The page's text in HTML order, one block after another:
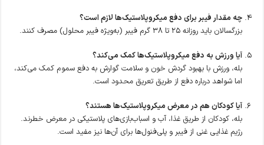
چه مقدار فیبر برای دفع میکروپلاستیک‌ها لازم است؟
بزرگسالان باید روزانه ۲۵ تا ۳۸ گرم فیبر (به‌ویژه فیبر محلول) مصرف کنند.
آیا ورزش به دفع میکروپلاستیک‌ها کمک می‌کند؟
بله، ورزش با بهبود گردش خون و سلامت گوارش به دفع سموم کمک می‌کند،
اما شواهد درباره دفع از طریق تعریق محدود است.
آیا کودکان هم در معرض میکروپلاستیک‌ها هستند؟
بله، کودکان از طریق غذا، آب و اسباب‌بازی‌های پلاستیکی در معرض خطرند.
رژیم غذایی غنی از فیبر و پلی‌فنول‌ها برای آن‌ها نیز مفید است.